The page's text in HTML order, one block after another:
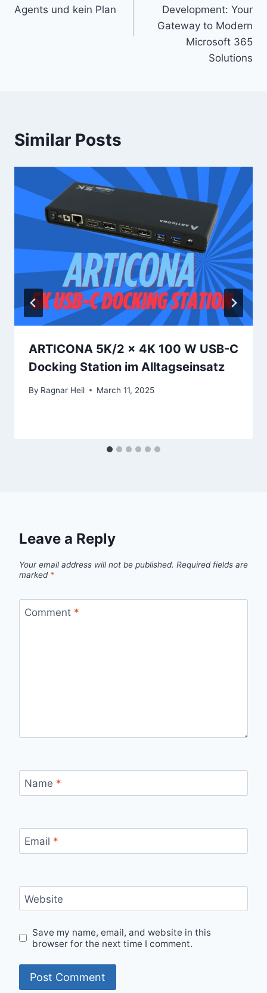
Agents und kein Plan
Development: Your
Gateway to Modern
Microsoft 365
Solutions
Similar Posts
ARTICONA 5K/2 x 4K 100 W USB-C
Docking Station im Alltagseinsatz
By Ragnar Heil March 11, 2025
Leave a Reply
Your email address will not be published. Required fields are
marked *
Comment *
Name *
Email *
Website
Save my name, email, and website in this
browser for the next time I comment.